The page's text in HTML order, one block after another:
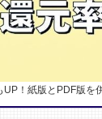
UP！紙版とPDF版